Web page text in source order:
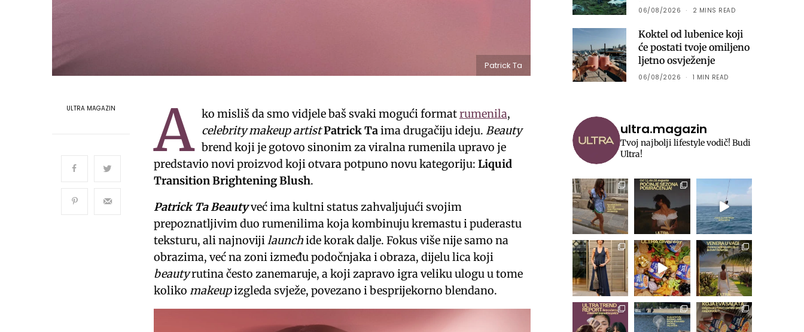
Patrick Ta
ULTRA MAGAZIN A ko misliš da smo vidjele baš svaki mogući formatrumenila,
celebrity makeup artistPatrick Taima drugačiju ideju. Beauty
brend koji je gotovo sinonim za viralna rumenila upravo je
predstavio novi proizvod koji otvara potpuno novu kategoriju:Liquid
Transition Brightening Blush.
Patrick Ta Beautyveć ima kultni status zahvaljujući svojim
prepoznatljivim duo rumenilima koja kombinuju kremastu i puderastu
teksturu, ali najnovijilaunchide korak dalje. Fokus više nije samo na
obrazima, već na zoni između podočnjaka i obraza, dijelu lica koji
beautyrutina često zanemaruje, a koji zapravo igra veliku ulogu u tome
koliko makeupizgleda svježe, povezano i besprijekorno blendano.
06/08/2026 2 MINS READ
Koktel od lubenice koji
će postati tvoje omiljeno
ljetno osvježenje
06/08/2026 1 MIN READ
ultra.magazin
Tvoj najbolji lifestyle vodič! Budi
Ultra!